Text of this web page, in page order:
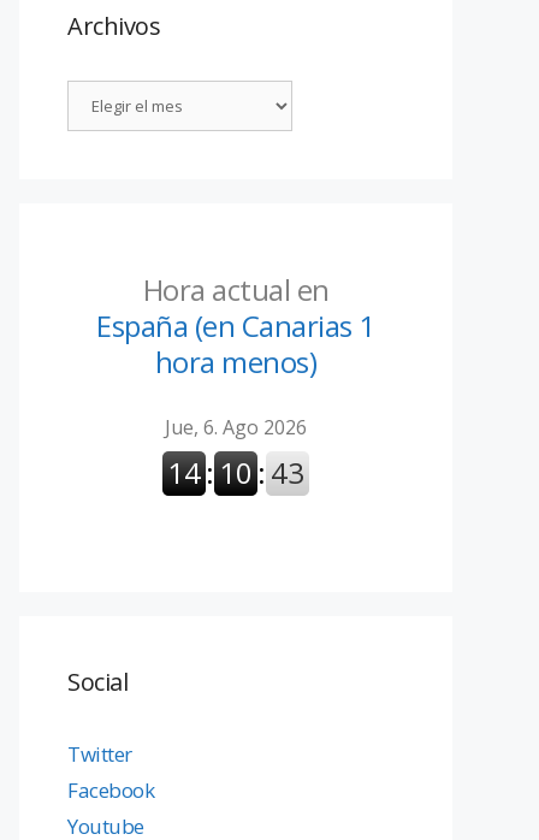
Archivos
Hora actual en
España (en Canarias 1
hora menos)
Social
Twitter
Facebook
Youtube